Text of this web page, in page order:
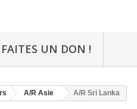
FAITES UN DON !
A/R Asie A/R Sri Lanka